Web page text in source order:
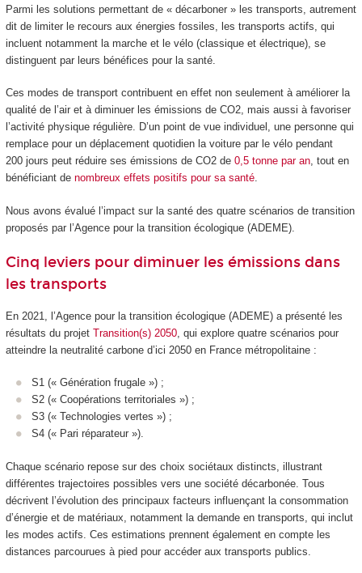
Parmi les solutions permettant de « décarboner » les transports, autrement
dit de limiter le recours aux énergies fossiles, les transports actifs, qui
incluent notamment la marche et le vélo (classique et électrique), se
distinguent par leurs bénéfices pour la santé.
Ces modes de transport contribuent en effet non seulement à améliorer la
qualité de l’air et à diminuer les émissions de CO2, mais aussi à favoriser
l’activité physique régulière. D’un point de vue individuel, une personne qui
remplace pour un déplacement quotidien la voiture par le vélo pendant
200 jours peut réduire ses émissions de CO2 de 0,5 tonne par an, tout en
bénéficiant de nombreux effets positifs pour sa santé.
Nous avons évalué l’impact sur la santé des quatre scénarios de transition
proposés par l’Agence pour la transition écologique (ADEME).
Cinq leviers pour diminuer les émissions dans
les transports
En 2021, l’Agence pour la transition écologique (ADEME) a présenté les
résultats du projet Transition(s) 2050, qui explore quatre scénarios pour
atteindre la neutralité carbone d’ici 2050 en France métropolitaine :
S1 (« Génération frugale ») ;
S2 (« Coopérations territoriales ») ;
S3 (« Technologies vertes ») ;
S4 (« Pari réparateur »).
Chaque scénario repose sur des choix sociétaux distincts, illustrant
différentes trajectoires possibles vers une société décarbonée. Tous
décrivent l’évolution des principaux facteurs influençant la consommation
d’énergie et de matériaux, notamment la demande en transports, qui inclut
les modes actifs. Ces estimations prennent également en compte les
distances parcourues à pied pour accéder aux transports publics.